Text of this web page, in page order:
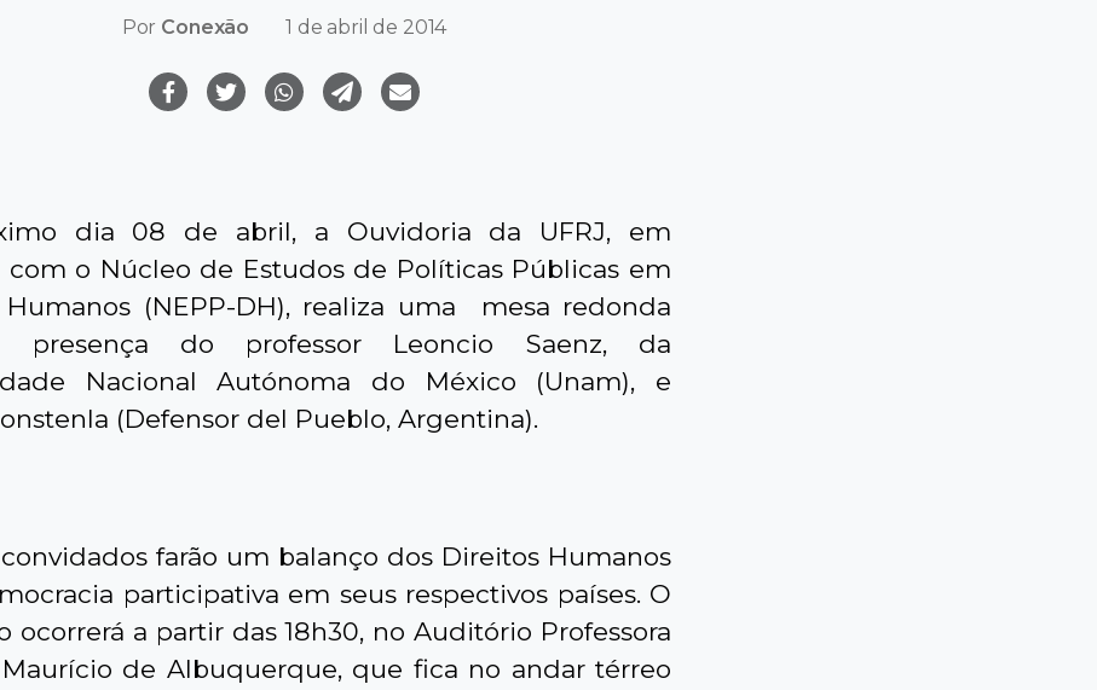
Por Conexão 1 de abril de 2014
dia 08 de abril, a Ouvidoria da UFRJ, em
com o Núcleo de Estudos de Políticas Públicas em
Humanos (NEPP-DH), realiza uma mesa redonda
do professor Leoncio Saenz, da
Nacional Autónoma do México (Unam), e
(Defensor del Pueblo, Argentina).
farão um balanço dos Direitos Humanos
participativa em seus respectivos países. O
ocorrerá a partir das 18h30, no Auditório Professora
de Albuquerque, que fica no andar térreo